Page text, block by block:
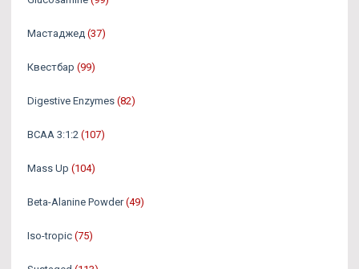
Мастаджед (37)
Квестбар (99)
Digestive Enzymes (82)
BCAA 3:1:2 (107)
Mass Up (104)
Beta-Alanine Powder (49)
Iso-tropic (75)